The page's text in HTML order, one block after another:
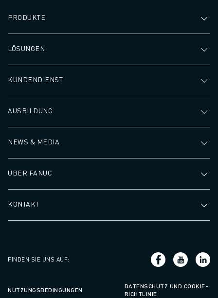
PRODUKTE
LÖSUNGEN
KUNDENDIENST
AUSBILDUNG
NEWS & MEDIA
ÜBER FANUC
KONTAKT
FINDEN SIE UNS AUF:
NUTZUNGSBEDINGUNGEN
DATENSCHUTZ UND COOKIE-
RICHTLINIE